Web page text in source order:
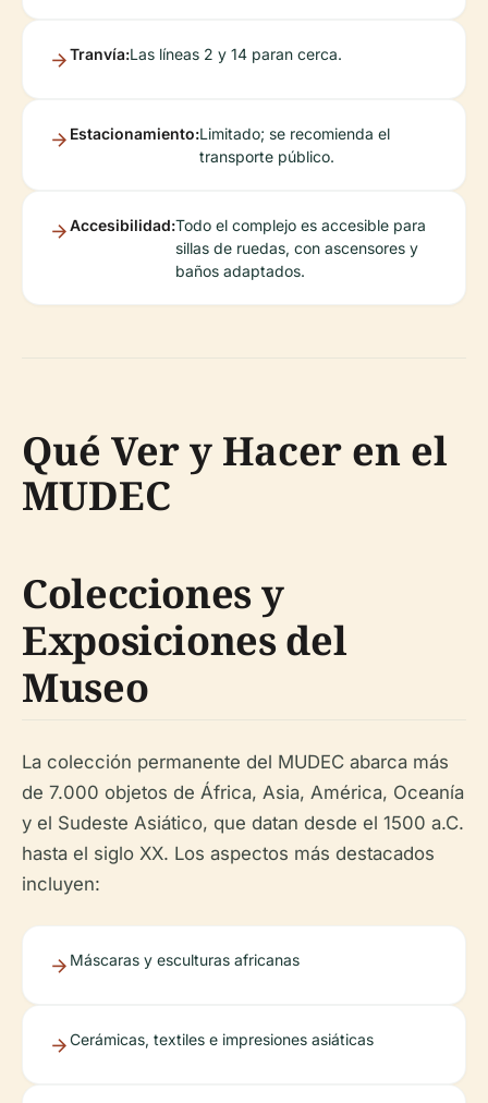
Tranvía:Las líneas 2 y 14 paran cerca.
Estacionamiento:Limitado; se recomienda el
transporte público.
Accesibilidad:Todo el complejo es accesible para
sillas de ruedas, con ascensores y
baños adaptados.
Qué Ver y Hacer en el
MUDEC
Colecciones y
Exposiciones del
Museo
La colección permanente del MUDEC abarca más
de 7.000 objetos de África, Asia, América, Oceanía
y el Sudeste Asiático, que datan desde el 1500 a.C.
hasta el siglo XX. Los aspectos más destacados
incluyen:
Máscaras y esculturas africanas
Cerámicas, textiles e impresiones asiáticas